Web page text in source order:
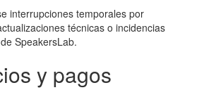
interrupciones temporales por
técnicas o incidencias
SpeakersLab.
y pagos